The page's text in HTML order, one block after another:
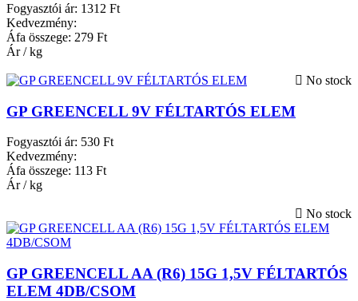
Fogyasztói ár: 1312 Ft
Kedvezmény:
Áfa összege: 279 Ft
Ár / kg
No stock
GP GREENCELL 9V FÉLTARTÓS ELEM
Fogyasztói ár: 530 Ft
Kedvezmény:
Áfa összege: 113 Ft
Ár / kg
No stock
GP GREENCELL AA (R6) 15G 1,5V FÉLTARTÓS
ELEM 4DB/CSOM